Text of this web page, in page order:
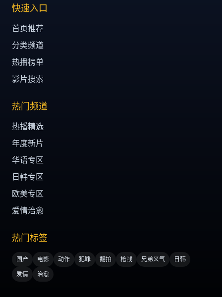
快速入口
首页推荐
分类频道
热播榜单
影片搜索
热门频道
热播精选
年度新片
华语专区
日韩专区
欧美专区
爱情治愈
热门标签
国产 电影 动作 犯罪 翻拍 枪战 兄弟义气
日韩
爱情
治愈